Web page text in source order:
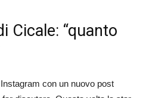
Cicale: “quanto
con un nuovo post